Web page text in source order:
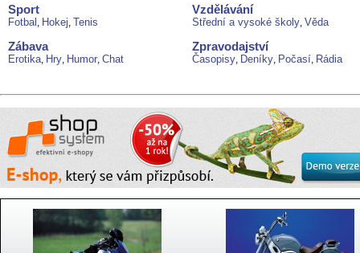
Sport
Fotbal , Hokej, Tenis
Zábava
Erotika, Hry, Humor, Chat
Vzdělávání
Střední a vysoké školy, Věda
Zpravodajství
Časopisy, Deníky, Počasí, Rádia